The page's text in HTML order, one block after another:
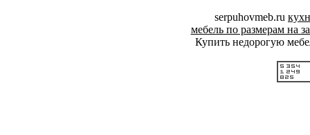
serpuhovmeb.ru
мебель по размерам на
Купить недорогую